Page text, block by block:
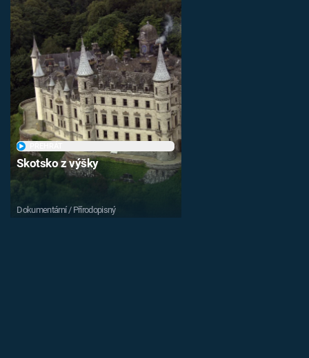
Skotsko z výšky
Dokumentární / Přírodopisný